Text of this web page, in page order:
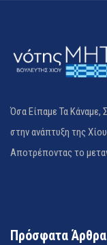
Όσα Είπαμε Τα Κάναμε,
στην ανάπτυξη της
Αποτρέποντας το
Πρόσφατα Άρθρα